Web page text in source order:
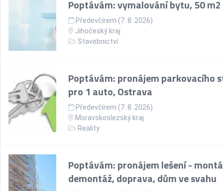
Poptávám: vymalování bytu, 50 m2
Předevčírem (7. 8. 2026)
Jihočeský kraj
Stavebnictví
Poptávám: pronájem parkovacího
pro 1 auto, Ostrava
Předevčírem (7. 8. 2026)
Moravskoslezský kraj
Reality
Poptávám: pronájem lešení -
demontáž, doprava, dům ve svahu